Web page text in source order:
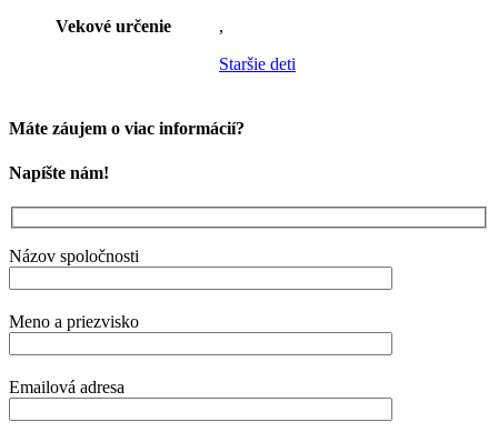
Vekové určenie
,
Staršie deti
Máte záujem o viac informácií?
Napíšte nám!
Názov spoločnosti
Meno a priezvisko
Emailová adresa